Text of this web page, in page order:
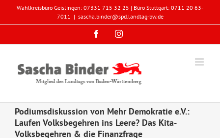
Wahlkreisbüro Geislingen: 07331 715 32 25 | Büro Stuttgart: 0711 20 63-
7011 | sascha.binder@spd.landtag-bw.de
FacebookInstagram
Podiumsdiskussion von Mehr Demokratie e.V.:
Laufen Volksbegehren ins Leere? Das Kita-
Volksbegehren & die Finanzfrage